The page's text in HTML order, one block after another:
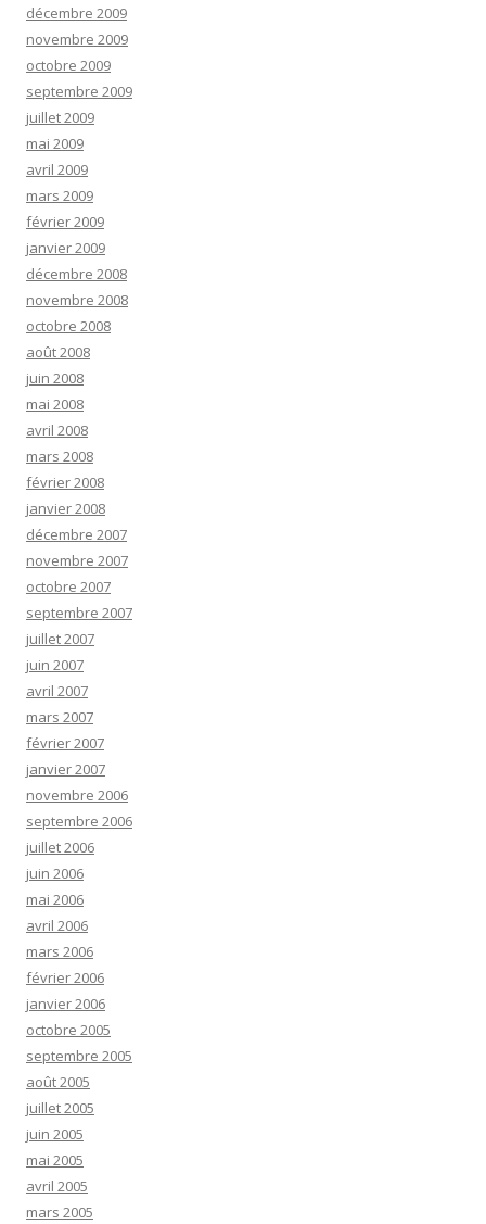
décembre 2009
novembre 2009
octobre 2009
septembre 2009
juillet 2009
mai 2009
avril 2009
mars 2009
février 2009
janvier 2009
décembre 2008
novembre 2008
octobre 2008
août 2008
juin 2008
mai 2008
avril 2008
mars 2008
février 2008
janvier 2008
décembre 2007
novembre 2007
octobre 2007
septembre 2007
juillet 2007
juin 2007
avril 2007
mars 2007
février 2007
janvier 2007
novembre 2006
septembre 2006
juillet 2006
juin 2006
mai 2006
avril 2006
mars 2006
février 2006
janvier 2006
octobre 2005
septembre 2005
août 2005
juillet 2005
juin 2005
mai 2005
avril 2005
mars 2005